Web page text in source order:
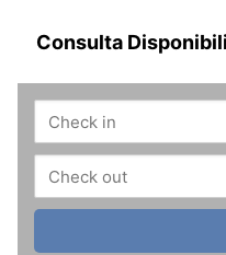
Consulta